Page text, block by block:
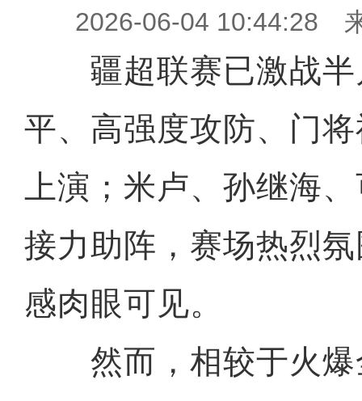
2026-06-04 10:44:28
疆超联赛已激战半
平、高强度攻防、门
上演；米卢、孙继海
接力助阵，赛场热烈
感肉眼可见。
然而，相较于火爆